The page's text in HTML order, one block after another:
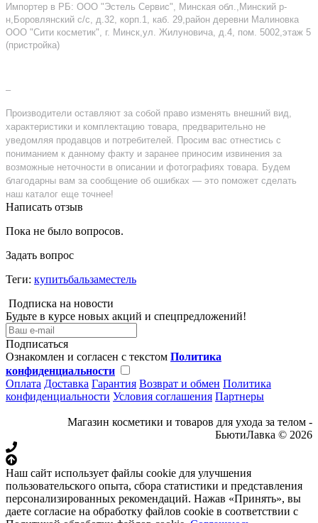
Импортер в РБ: ООО "Эстель Сервис", Минская обл.,Минский р-
н,Боровлянский с/с, д.32, корп.1, каб. 29,район деревни Малиновка
ООО "Сити косметик", г. Минск,ул. Жилуновича, д.4, пом. 5002,этаж 5
(пристройка)
–
Производители оставляют за собой право изменять внешний вид,
характеристики и комплектацию товара, предварительно не
уведомляя продавцов и потребителей. Просим вас отнестись с
пониманием к данному факту и заранее приносим извинения за
возможные неточности в описании и фотографиях товара. Будем
благодарны вам за сообщение об ошибках — это поможет сделать
наш каталог еще точнее!
Написать отзыв
Пока не было вопросов.
Задать вопрос
Теги: купитьбальзаместель
Подписка на новости
Будьте в курсе новых акций и спецпредложений!
Подписаться
Ознакомлен и согласен с текстом Политика
конфиденциальности
Оплата Доставка Гарантия Возврат и обмен Политика
конфиденциальности Условия соглашения Партнеры
Магазин косметики и товаров для ухода за телом -
БьютиЛавка © 2026
Наш сайт использует файлы cookie для улучшения
пользовательского опыта, сбора статистики и представления
персонализированных рекомендаций. Нажав «Принять», вы
даете согласие на обработку файлов cookie в соответствии с